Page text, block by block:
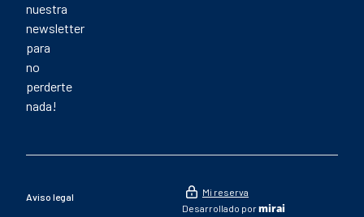
nuestra
newsletter
para
no
perderte
nada!
Aviso legal
Mi reserva
Desarrollado pormirai